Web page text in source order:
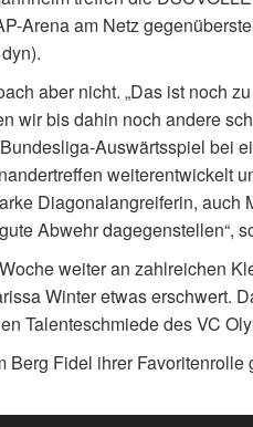
Arena am Netz
aber nicht. „Das ist noch
wir bis dahin noch andere
Auswärtsspiel bei
weiterentwickelt
Diagonalangreiferin, auch
Abwehr dagegenstellen“,
weiter an zahlreichen
Winter etwas erschwert.
Talenteschmiede des VC
Fidel ihrer